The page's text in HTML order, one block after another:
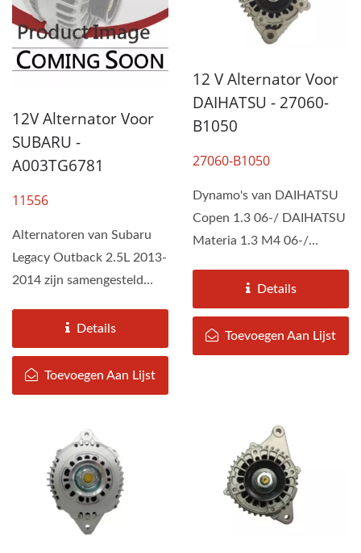
12V Alternator Voor
SUBARU -
A003TG6781
11556
Alternatoren van Subaru
Legacy Outback 2.5L 2013-
2014 zijn samengesteld
Details
Toevoegen Aan Lijst
12 V Alternator Voor
DAIHATSU - 27060-
B1050
27060-B1050
Dynamo's van DAIHATSU
Copen 1.3 06-/ DAIHATSU
Materia 1.3 M4 06-/
Details
Toevoegen Aan Lijst